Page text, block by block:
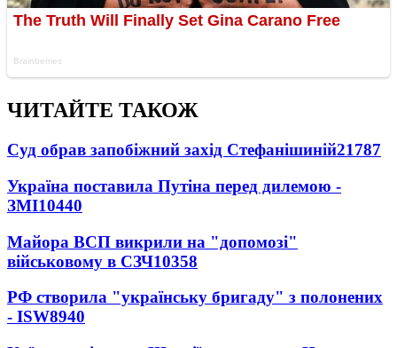
ЧИТАЙТЕ ТАКОЖ
Суд обрав запобіжний захід Стефанішиній21787
Україна поставила Путіна перед дилемою -
ЗМІ10440
Майора ВСП викрили на "допомозі"
військовому в СЗЧ10358
РФ створила "українську бригаду" з полонених
- ISW8940